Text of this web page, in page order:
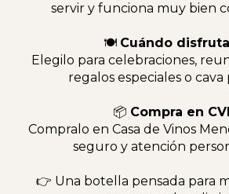
servir y funciona muy bien
🍽 Cuándo
Elegilo para celebraciones,
regalos especiales o cava
📦 Compra en
Compralo en Casa de Vinos
seguro y atención
👉 Una botella pensada para